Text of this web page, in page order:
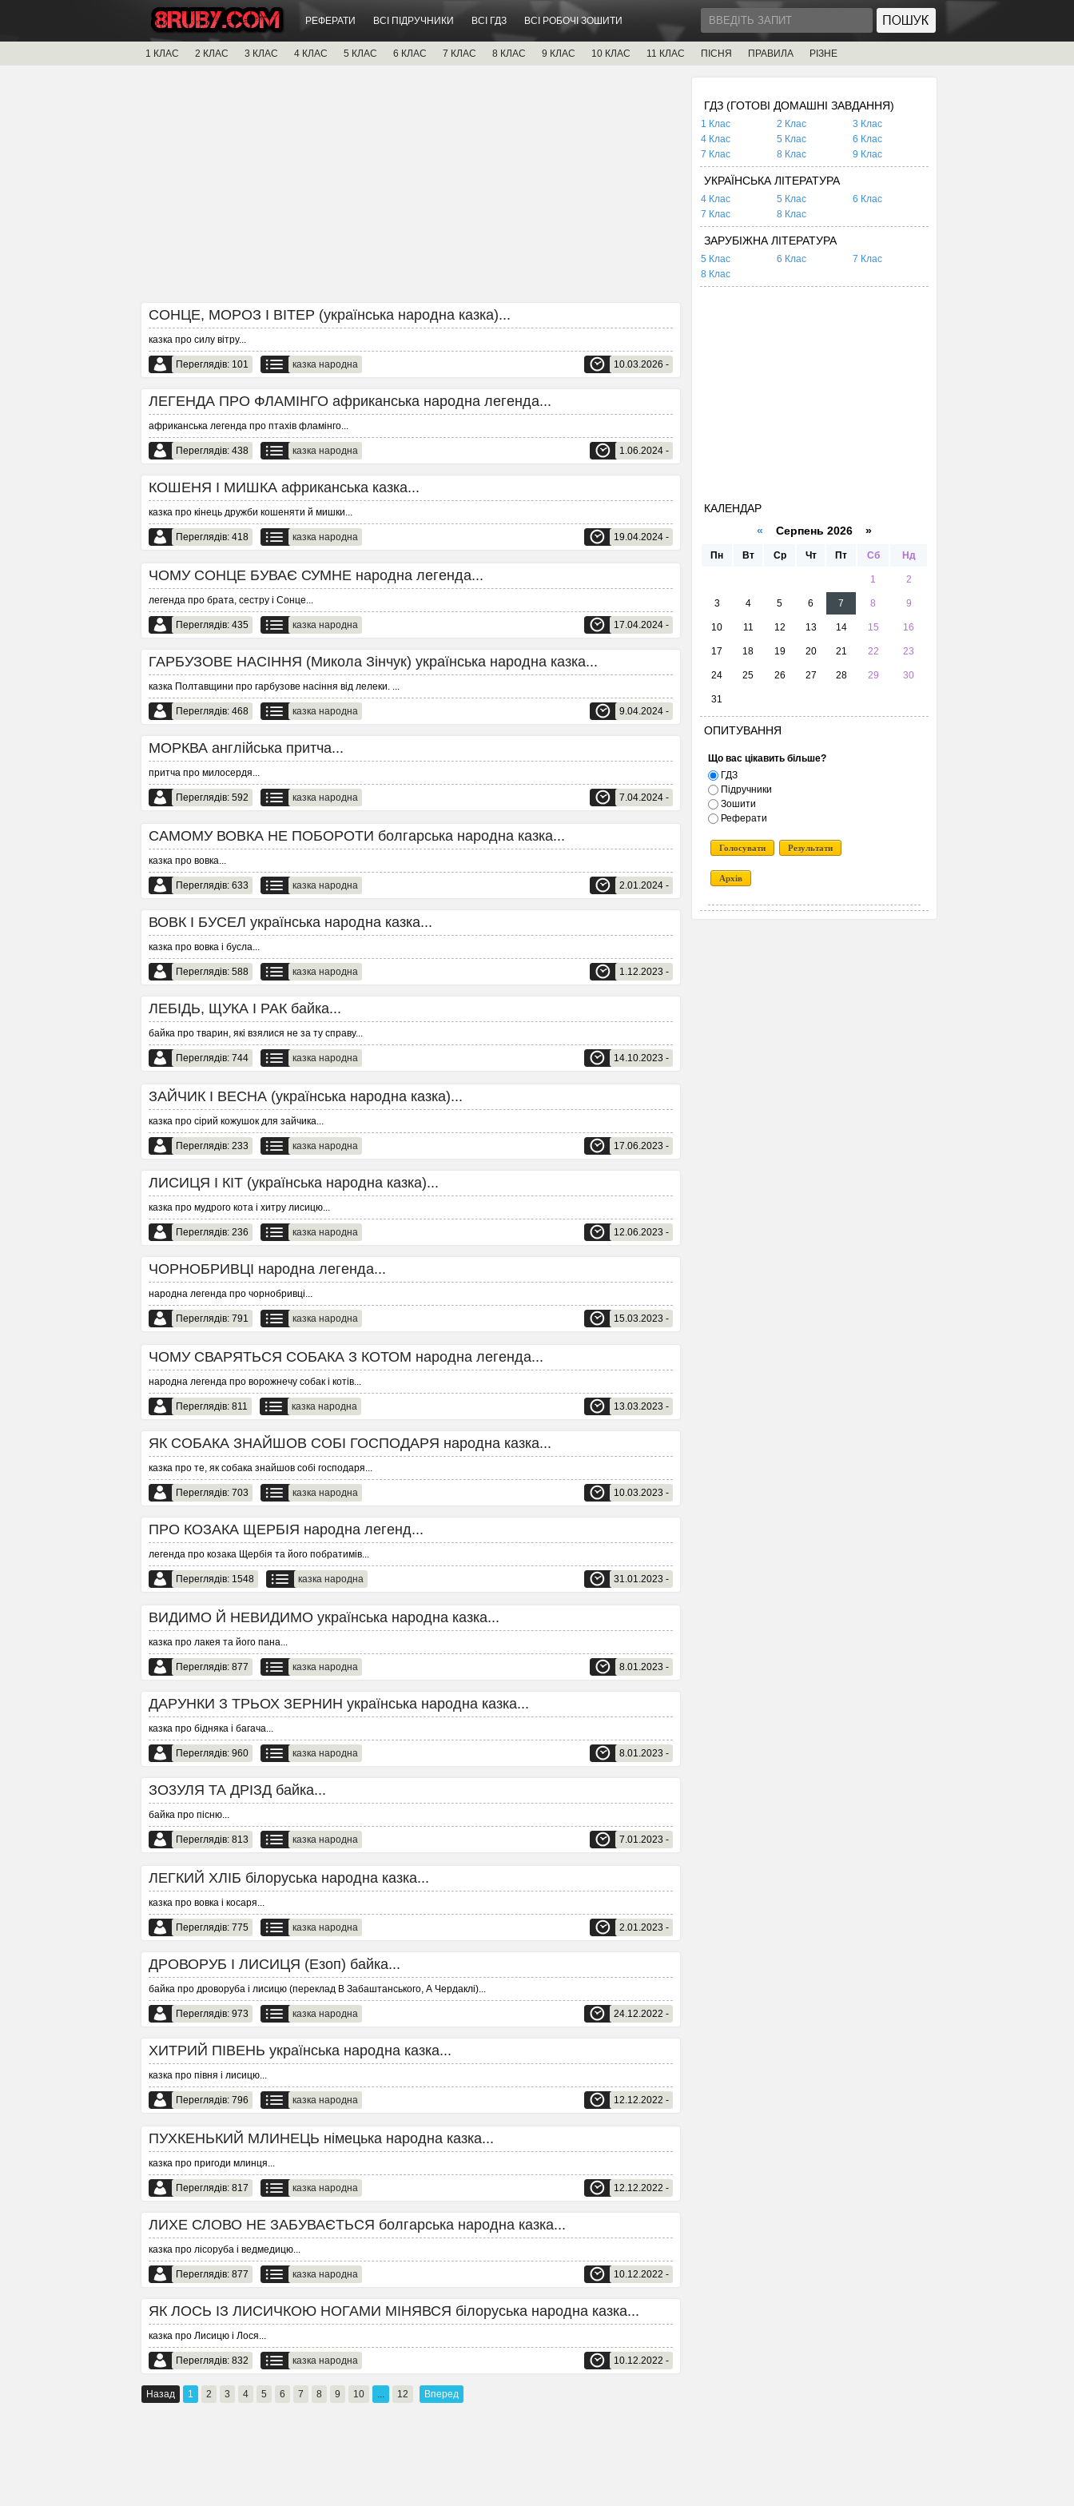
РЕФЕРАТИ ВСІ ПІДРУЧНИКИ ВСІ ГДЗ ВСІ РОБОЧІ ЗОШИТИ
1 КЛАС 2 КЛАС 3 КЛАС 4 КЛАС 5 КЛАС 6 КЛАС 7 КЛАС 8 КЛАС 9 КЛАС 10 КЛАС 11 КЛАС ПІСНЯ ПРАВИЛА РІЗНЕ
СОНЦЕ, МОРОЗ І ВІТЕР (українська народна казка)...
казка про силу вітру...
Переглядів: 101 казка народна 10.03.2026 -
ЛЕГЕНДА ПРО ФЛАМІНГО африканська народна легенда...
африканська легенда про птахів фламінго...
Переглядів: 438 казка народна 1.06.2024 -
КОШЕНЯ І МИШКА африканська казка...
казка про кінець дружби кошеняти й мишки...
Переглядів: 418 казка народна 19.04.2024 -
ЧОМУ СОНЦЕ БУВАЄ СУМНЕ народна легенда...
легенда про брата, сестру і Сонце...
Переглядів: 435 казка народна 17.04.2024 -
ГАРБУЗОВЕ НАСІННЯ (Микола Зінчук) українська народна казка...
казка Полтавщини про гарбузове насіння від лелеки. ...
Переглядів: 468 казка народна 9.04.2024 -
МОРКВА англійська притча...
притча про милосердя...
Переглядів: 592 казка народна 7.04.2024 -
САМОМУ ВОВКА НЕ ПОБОРОТИ болгарська народна казка...
казка про вовка...
Переглядів: 633 казка народна 2.01.2024 -
ВОВК І БУСЕЛ українська народна казка...
казка про вовка і бусла...
Переглядів: 588 казка народна 1.12.2023 -
ЛЕБІДЬ, ЩУКА І РАК байка...
байка про тварин, які взялися не за ту справу...
Переглядів: 744 казка народна 14.10.2023 -
ЗАЙЧИК І ВЕСНА (українська народна казка)...
казка про сірий кожушок для зайчика...
Переглядів: 233 казка народна 17.06.2023 -
ЛИСИЦЯ І КІТ (українська народна казка)...
казка про мудрого кота і хитру лисицю...
Переглядів: 236 казка народна 12.06.2023 -
ЧОРНОБРИВЦІ народна легенда...
народна легенда про чорнобривці...
Переглядів: 791 казка народна 15.03.2023 -
ЧОМУ СВАРЯТЬСЯ СОБАКА З КОТОМ народна легенда...
народна легенда про ворожнечу собак і котів...
Переглядів: 811 казка народна 13.03.2023 -
ЯК СОБАКА ЗНАЙШОВ СОБІ ГОСПОДАРЯ народна казка...
казка про те, як собака знайшов собі господаря...
Переглядів: 703 казка народна 10.03.2023 -
ПРО КОЗАКА ЩЕРБІЯ народна легенд...
легенда про козака Щербія та його побратимів...
Переглядів: 1548 казка народна 31.01.2023 -
ВИДИМО Й НЕВИДИМО українська народна казка...
казка про лакея та його пана...
Переглядів: 877 казка народна 8.01.2023 -
ДАРУНКИ З ТРЬОХ ЗЕРНИН українська народна казка...
казка про бідняка і багача...
Переглядів: 960 казка народна 8.01.2023 -
ЗО3УЛЯ ТА ДРІЗД байка...
байка про пісню...
Переглядів: 813 казка народна 7.01.2023 -
ЛЕГКИЙ ХЛІБ білоруська народна казка...
казка про вовка і косаря...
Переглядів: 775 казка народна 2.01.2023 -
ДРОВОРУБ І ЛИСИЦЯ (Езоп) байка...
байка про дроворуба і лисицю (переклад В Забаштанського, А Чердаклі)...
Переглядів: 973 казка народна 24.12.2022 -
ХИТРИЙ ПІВЕНЬ українська народна казка...
казка про півня і лисицю...
Переглядів: 796 казка народна 12.12.2022 -
ПУХКЕНЬКИЙ МЛИНЕЦЬ німецька народна казка...
казка про пригоди млинця...
Переглядів: 817 казка народна 12.12.2022 -
ЛИХЕ СЛОВО НЕ ЗАБУВАЄТЬСЯ болгарська народна казка...
казка про лісоруба і ведмедицю...
Переглядів: 877 казка народна 10.12.2022 -
ЯК ЛОСЬ ІЗ ЛИСИЧКОЮ НОГАМИ МІНЯВСЯ білоруська народна казка...
казка про Лисицю і Лося...
Переглядів: 832 казка народна 10.12.2022 -
Назад 1 2 3 4 5 6 7 8 9 10 ... 12 Вперед
ГДЗ (ГОТОВІ ДОМАШНІ ЗАВДАННЯ)
1 Клас 2 Клас
3 Клас
4 Клас
5 Клас
6 Клас
7 Клас
8 Клас 9 Клас
УКРАЇНСЬКА ЛІТЕРАТУРА
4 Клас 5 Клас
6 Клас
7 Клас
8 Клас
ЗАРУБІЖНА ЛІТЕРАТУРА
5 Клас 6 Клас
7 Клас
8 Клас
КАЛЕНДАР
« Серпень 2026 »
Пн Вт Ср Чт Пт Сб Нд
1 2
3 4 5 6 7 8 9
10 11 12 13 14 15 16
17 18 19 20 21 22 23
24 25 26 27 28 29 30
31
ОПИТУВАННЯ
Що вас цікавить більше?
ГДЗ
Підручники
Зошити
Реферати
Голосувати Результати
Архів